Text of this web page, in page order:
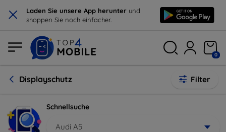
× Laden Sie unsere App herunter und
shoppen Sie noch einfacher.
0
Displayschutz Filter
Schnellsuche
Audi A5